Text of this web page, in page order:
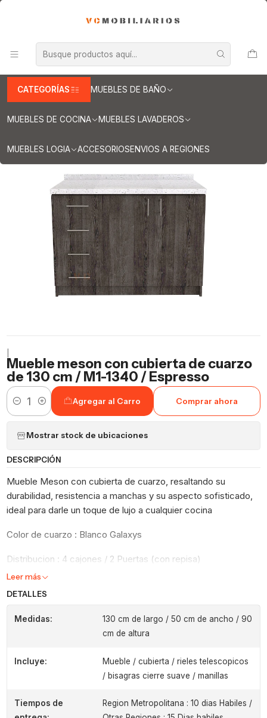
CATEGORÍAS MUEBLES DE BAÑO
MUEBLES DE COCINA MUEBLES LAVADEROS
MUEBLES LOGIA ACCESORIOSENVIOS A REGIONES
Mueble tipo Mesón de 130 cm
Mueble meson con cubierta de cuarzo de 130 cm / M1-1340 /
Espresso
Mueble meson con cubierta de cuarzo
de 130 cm / M1-1340 / Espresso
Cantidad
Agregar al Carro Comprar ahora
Mostrar stock de ubicaciones
DESCRIPCIÓN
Mueble Meson con cubierta de cuarzo, resaltando su
durabilidad, resistencia a manchas y su aspecto sofisticado,
ideal para darle un toque de lujo a cualquier cocina
Color de cuarzo : Blanco Galaxys
Distribucion : 4 cajones / 2 Puertas (con repisa)
Leer más
DETALLES
Medidas:
130 cm de largo / 50 cm de ancho / 90
cm de altura
Incluye:
Mueble / cubierta / rieles telescopicos
/ bisagras cierre suave / manillas
Tiempos de
Region Metropolitana : 10 dias Habiles /